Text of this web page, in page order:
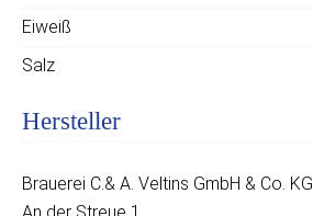
Eiweiß
Salz
Hersteller
Brauerei C.& A. Veltins GmbH & Co. KG